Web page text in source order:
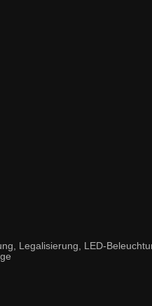
Legalisierung, LED-